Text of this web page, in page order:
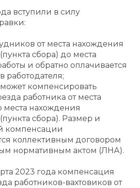
вступили в силу
от места нахождения
сбора) до места
и обратно оплачивается
работодателя;
компенсировать
работника от места
места нахождения
сбора). Размер и
компенсации
коллективным договором
нормативным актом (ЛНА).
2023 года компенсация
работников-вахтовиков от